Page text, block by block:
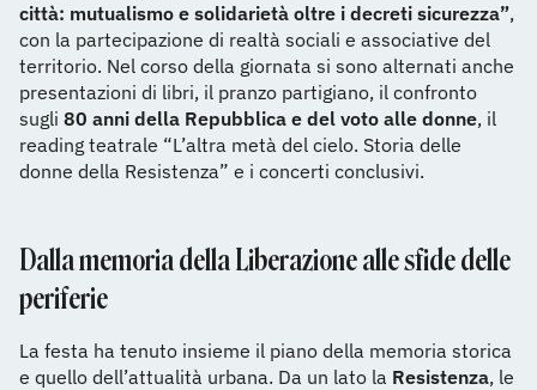
città: mutualismo e solidarietà oltre i decreti sicurezza”,
con la partecipazione di realtà sociali e associative del
territorio. Nel corso della giornata si sono alternati anche
presentazioni di libri, il pranzo partigiano, il confronto
sugli 80 anni della Repubblica e del voto alle donne, il
reading teatrale “L’altra metà del cielo. Storia delle
donne della Resistenza” e i concerti conclusivi.
Dalla memoria della Liberazione alle sfide delle
periferie
La festa ha tenuto insieme il piano della memoria storica
e quello dell’attualità urbana. Da un lato la Resistenza, le